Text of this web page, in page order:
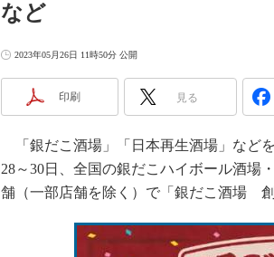
など
2023年05月26日 11時50分 公開
印刷 見る
「銀だこ酒場」「日本再生酒場」など
28～30日、全国の銀だこハイボール酒場
舗（一部店舗を除く）で「銀だこ酒場 創